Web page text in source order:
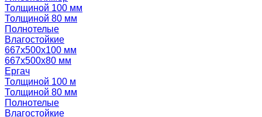
Толщиной 100 мм
Толщиной 80 мм
Полнотелые
Влагостойкие
667х500х100 мм
667х500х80 мм
Ергач
Толщиной 100 м
Толщиной 80 мм
Полнотелые
Влагостойкие